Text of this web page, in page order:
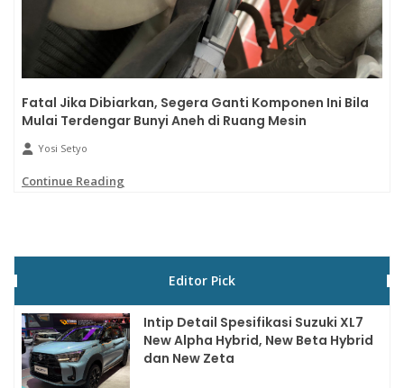
Fatal Jika Dibiarkan, Segera Ganti Komponen Ini Bila
Mulai Terdengar Bunyi Aneh di Ruang Mesin
Yosi Setyo
Continue Reading
Editor Pick
Intip Detail Spesifikasi Suzuki XL7
New Alpha Hybrid, New Beta Hybrid
dan New Zeta